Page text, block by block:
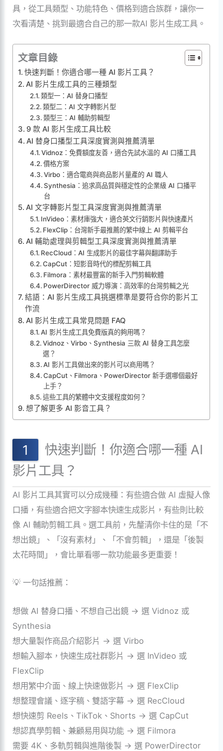
具，從工具類型、功能特色、價格到適合族群，讓你一
次看清楚、挑到最適合自己的那一款AI 影片生成工具。
文章目錄
快速判斷！你適合哪一種 AI 影片工具？
AI 影片生成工具的三種類型
類型一：AI 替身口播型
類型二：AI 文字轉影片型
類型三：AI 輔助剪輯型
9 款 AI 影片生成工具比較
AI 替身口播型工具深度實測與推薦清單
Vidnoz：免費額度友善，適合先試水溫的 AI 口播工具
價格方案
Virbo：適合電商與商品影片量產的 AI 職人
Synthesia：追求高品質與穩定性的企業級 AI 口播平
台
AI 文字轉影片型工具深度實測與推薦清單
InVideo：素材庫強大，適合英文行銷影片與快速產片
FlexClip：台灣新手最推薦的繁中線上 AI 剪輯平台
AI 輔助處理與剪輯型工具深度實測與推薦清單
RecCloud：AI 生成影片的最佳字幕與翻譯助手
CapCut：短影音時代的標配剪輯工具
Filmora：素材最豐富的新手入門剪輯軟體
PowerDirector 威力導演：高效率的台灣剪輯之光
結語：AI 影片生成工具挑選標準是要符合你的影片工
作流
AI 影片生成工具常見問題 FAQ
AI 影片生成工具免費版真的夠用嗎？
Vidnoz、Virbo、Synthesia 三款 AI 替身工具怎麼
選？
AI 影片工具做出來的影片可以商用嗎？
CapCut、Filmora、PowerDirector 新手選哪個最好
上手？
這些工具的繁體中文支援程度如何？
想了解更多 AI 影音工具？
快速判斷！你適合哪一種 AI
影片工具？
AI 影片工具其實可以分成幾種：有些適合做 AI 虛擬人像
口播，有些適合把文字腳本快速生成影片，有些則比較
像 AI 輔助剪輯工具。選工具前，先釐清你卡住的是「不
想出鏡」、「沒有素材」、「不會剪輯」，還是「後製
太花時間」，會比單看哪一款功能最多更重要！
💡 一句話推薦：
想做 AI 替身口播、不想自己出鏡 → 選 Vidnoz 或
Synthesia
想大量製作商品介紹影片 → 選 Virbo
想輸入腳本，快速生成社群影片 → 選 InVideo 或
FlexClip
想用繁中介面、線上快速做影片 → 選 FlexClip
想整理會議、逐字稿、雙語字幕 → 選 RecCloud
想快速剪 Reels、TikTok、Shorts → 選 CapCut
想認真學剪輯、兼顧易用與功能 → 選 Filmora
需要 4K、多軌剪輯與進階後製 → 選 PowerDirector